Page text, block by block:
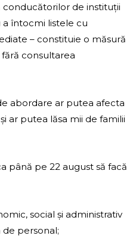
conducătorilor de instituții
întocmi listele cu
– constituie o măsură
consultarea
abordare ar putea afecta
ar putea lăsa mii de familii
până pe 22 august să facă
social și administrativ
personal;